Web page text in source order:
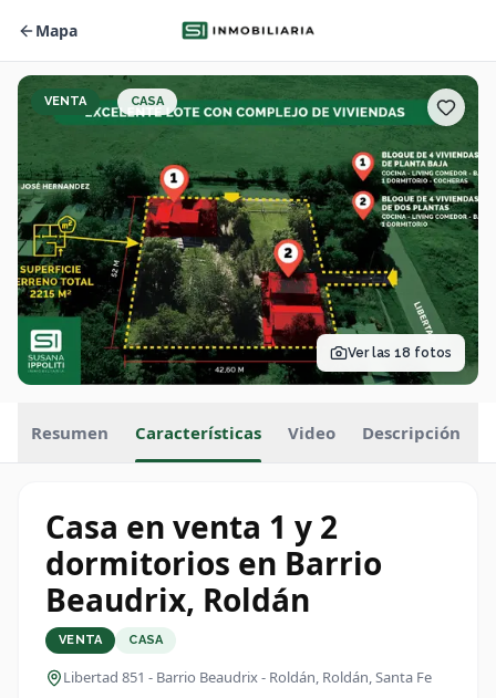
Mapa
VENTA CASA
Ver las 18 fotos
Resumen Características Video Descripción
Casa en venta 1 y 2
dormitorios en Barrio
Beaudrix, Roldán
VENTA CASA
Libertad 851 - Barrio Beaudrix - Roldán, Roldán, Santa Fe